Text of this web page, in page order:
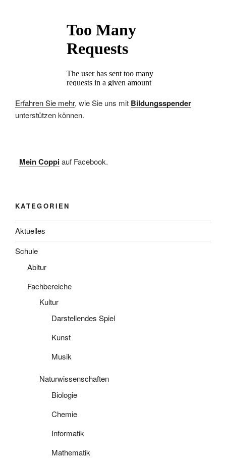
Erfahren Sie mehr, wie Sie uns mit Bildungsspender
unterstützen können.
Mein Coppiauf Facebook.
KATEGORIEN
Aktuelles
Schule
Abitur
Fachbereiche
Kultur
Darstellendes Spiel
Kunst
Musik
Naturwissenschaften
Biologie
Chemie
Informatik
Mathematik